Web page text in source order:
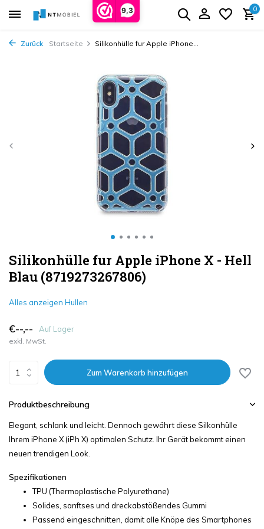
9,3 0
Zurück Startseite Silikonhülle fur Apple iPhone...
Silikonhülle fur Apple iPhone X - Hell
Blau (8719273267806)
Alles anzeigen Hullen
€--,-- Auf Lager
exkl. MwSt.
Zum Warenkorb hinzufügen
Produktbeschreibung
Elegant, schlank und leicht. Dennoch gewährt diese Silkonhülle
Ihrem iPhone X (iPh X) optimalen Schutz. Ihr Gerät bekommt einen
neuen trendigen Look.
Spezifikationen
TPU (Thermoplastische Polyurethane)
Solides, sanftses und dreckabstößendes Gummi
Passend eingeschnitten, damit alle Knöpe des Smartphones